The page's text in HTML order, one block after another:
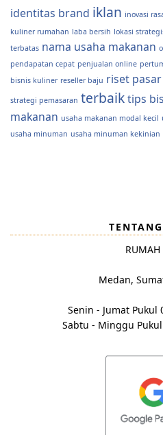
identitas brand iklan inovasi
kuliner rumahan laba bersih lokasi
terbatas nama usaha makanan
pendapatan cepat penjualan online
bisnis kuliner reseller baju riset pasar
strategi pemasaran terbaiktips
makanan usaha makanan modal kecil
usaha minuman usaha minuman kekinian
RUMAH
Medan,
Senin - Jumat Pukul
Sabtu - Minggu